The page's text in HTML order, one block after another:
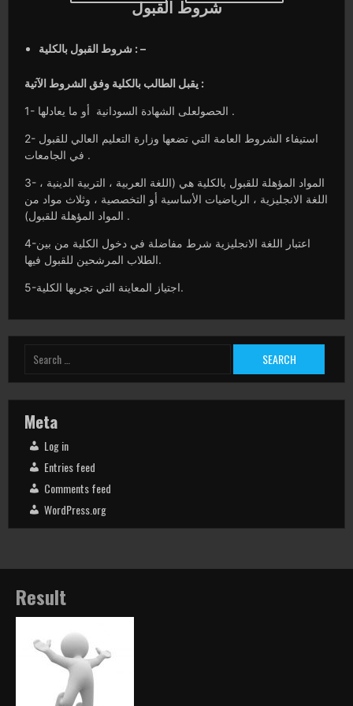
شروط القبول
شروط القبول بالكلية : –
يقبل الطالب بالكلية وفق الشروط الآتية :
1- الحصولعلى الشهادة السودانية أو ما يعادلها .
2- استيفاء الشروط العامة التي تضعها وزارة التعليم العالي للقبول
في الجامعات .
3- المواد المؤهلة للقبول بالكلية هي (اللغة العربية ، التربية الدينية ،
اللغة الانجليزية ، الرياضيات الأساسية أو التخصصية ، وثلاث مواد من
المواد المؤهلة للقبول) .
4-اعتبار اللغة الانجليزية شرط مفاضلة في دخول الكلية من بين
الطلاب المرشحين للقبول فيها.
5-اجتياز المعاينة التي تجريها الكلية.
for:
Meta
Log in
Entries feed
Comments feed
WordPress.org
Result